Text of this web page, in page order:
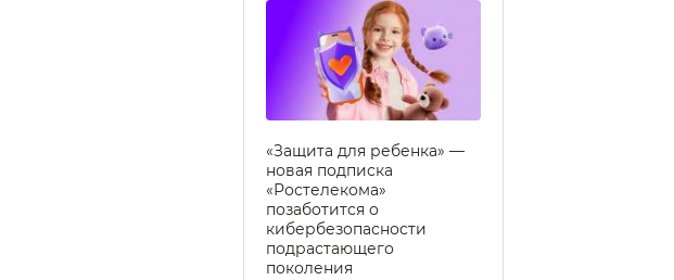
«Защита для ребенка» —
новая подписка
«Ростелекома»
позаботится о
кибербезопасности
подрастающего
поколения